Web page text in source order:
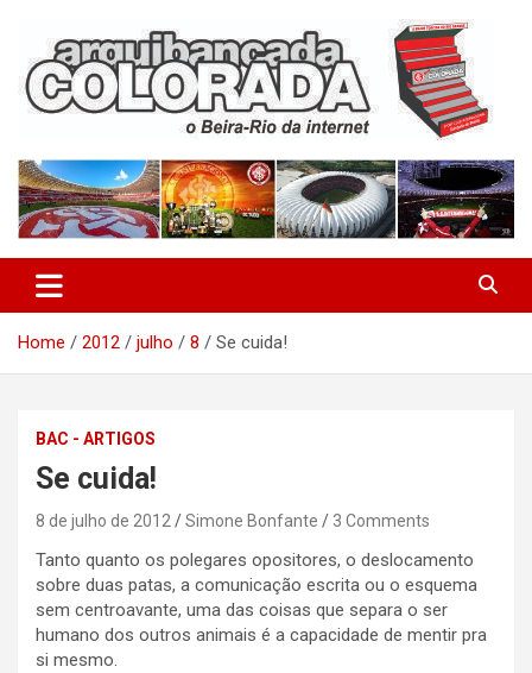
content
Arquibancada Colorada
Home 2012 julho 8 Se cuida!
BAC - ARTIGOS
Se cuida!
8 de julho de 2012 Simone Bonfante 3 Comments
Tanto quanto os polegares opositores, o deslocamento
sobre duas patas, a comunicação escrita ou o esquema
sem centroavante, uma das coisas que separa o ser
humano dos outros animais é a capacidade de mentir pra
si mesmo.